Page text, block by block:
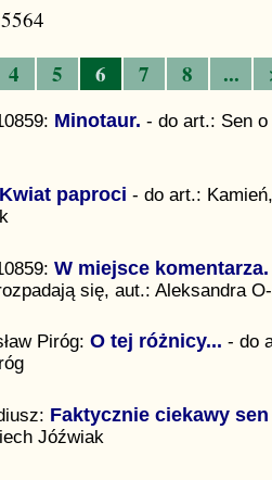
4 5 6 7 8 ...
Minotaur. - do art.: Sen
Kwiat paproci - do art.:
W miejsce komentarza.
się, aut.: Aleksandra
Piróg: O tej różnicy... - do
Faktycznie ciekawy sen
Jóźwiak